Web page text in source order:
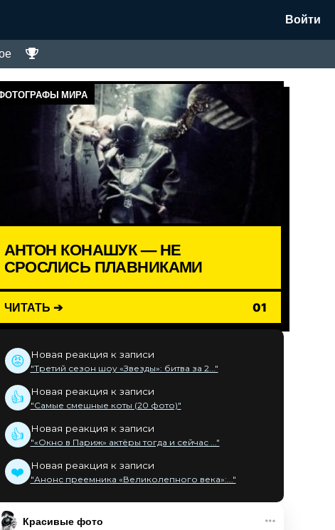
Войти
МИРА
АНТОН КОНАШУК — НЕ
СРОСЛИСЬ ПЛАВНИКАМИ
ЧИТАТЬ ➔ 01
😡 Новая реакция к записи
"Третий сезон шоу «Звезды»: битва за 2..."
👍 Новая реакция к записи
"Самые смешные коты (20 фото)"
👍 Новая реакция к записи
"«Окно в Париж» актёры тогда и сейчас ..."
❤️ Новая реакция к записи
"Анонс преемника «Великолепного века»:..."
Красивые фото